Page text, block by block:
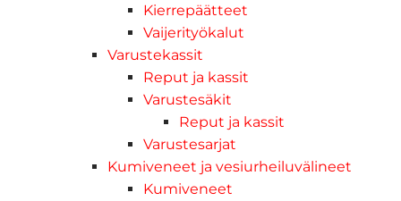
Kierrepäätteet
Vaijerityökalut
Varustekassit
Reput ja kassit
Varustesäkit
Reput ja kassit
Varustesarjat
Kumiveneet ja vesiurheiluvälineet
Kumiveneet